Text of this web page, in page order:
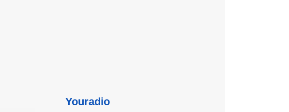
Youradio